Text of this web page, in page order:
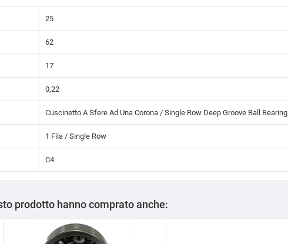
25
62
17
0,22
Cuscinetto A Sfere Ad Una Corona / Single Row Deep Groove Ball Bearing
1 Fila / Single Row
C4
prodotto hanno comprato anche: